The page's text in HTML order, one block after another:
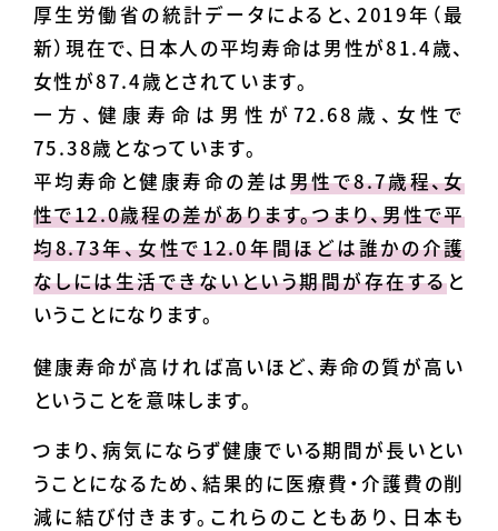
厚生労働省の統計データによると、2019年（最
新）現在で、日本人の平均寿命は男性が81.4歳、
女性が87.4歳とされています。
一方、健康寿命は男性が72.68歳、女性で
75.38歳となっています。
平均寿命と健康寿命の差は男性で8.7歳程、女
性で12.0歳程の差があります。つまり、男性で平
均8.73年、女性で12.0年間ほどは誰かの介護
なしには生活できないという期間が存在すると
いうことになります。
健康寿命が高ければ高いほど、寿命の質が高い
ということを意味します。
つまり、病気にならず健康でいる期間が長いとい
うことになるため、結果的に医療費・介護費の削
減に結び付きます。これらのこともあり、日本も